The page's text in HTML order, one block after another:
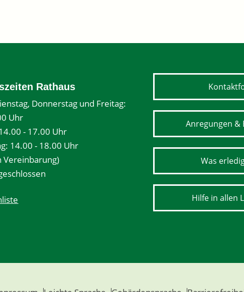
Rathaus
Donnerstag und Freitag:
Uhr
- 17.00 Uhr
14.00 - 18.00 Uhr
Vereinbarung)
Anregungen &
Was
Hilfe in allen